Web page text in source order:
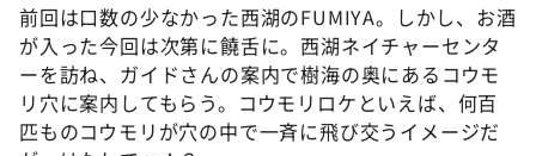
前回は口数の少なかった西湖のFUМIYA。しかし、お酒
が入った今回は次第に饒舌に。西湖ネイチャーセンタ
ーを訪ね、ガイドさんの案内で樹海の奥にあるコウモ
リ穴に案内してもらう。コウモリロケといえば、何百
匹ものコウモリが穴の中で一斉に飛び交うイメージだ